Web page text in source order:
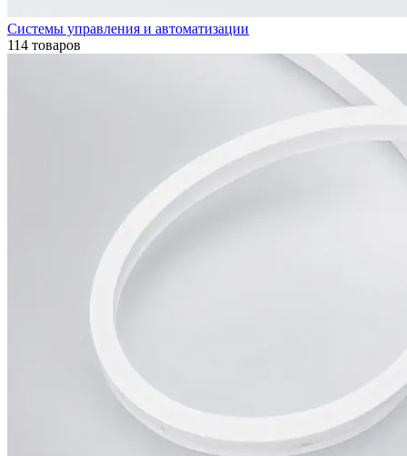
Системы управления и автоматизации
114 товаров